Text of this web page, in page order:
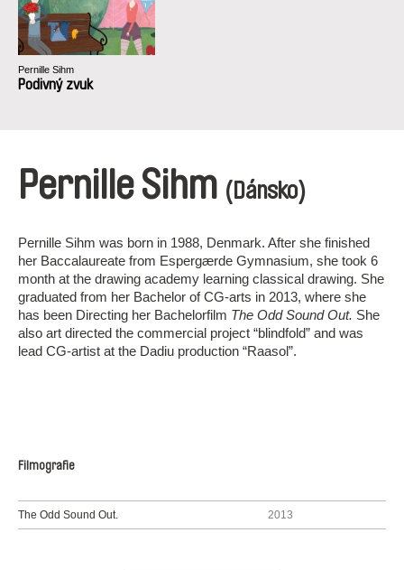
Pernille Sihm
Podivný zvuk
Pernille Sihm (Dánsko)
Pernille Sihm was born in 1988, Denmark. After she finished
her Baccalaureate from Espergærde Gymnasium, she took 6
month at the drawing academy learning classical drawing. She
graduated from her Bachelor of CG-arts in 2013, where she
has been Directing her Bachelorfilm The Odd Sound Out. She
also art directed the commercial project “blindfold” and was
lead CG-artist at the Dadiu production “Raasol”.
Filmografie
The Odd Sound Out. 2013